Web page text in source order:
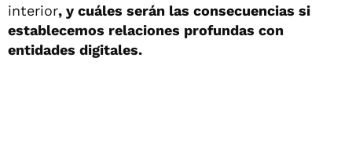
interior, y cuáles serán las consecuencias si
establecemos relaciones profundas con
entidades digitales.